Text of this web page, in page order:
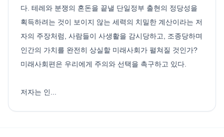
다. 테레와 분쟁의 혼돈을 끝낼 단일정부 출현의 정당성을
획득하려는 것이 보이지 않는 세력의 치밀한 계산이라는 저
자의 주장처럼, 사람들이 사생활을 감시당하고, 조종당하며
인간의 가치를 완전히 상실할 미래사회가 펼쳐질 것인가?
미래사회편은 우리에게 주의와 선택을 촉구하고 있다.
저자는 인...